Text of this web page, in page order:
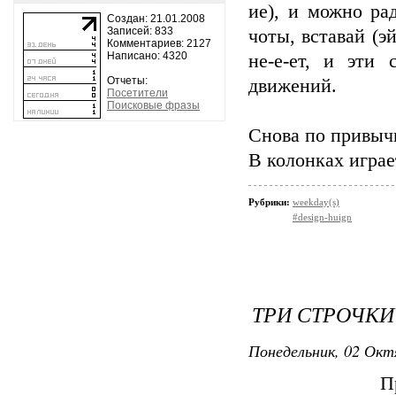
Создан: 21.01.2008
Записей: 833
Комментариев: 2127
Написано: 4320
Отчеты:
Посетители
Поисковые фразы
ие), и можно
чоты, вставай
не-е-ет, и эти
движений.
Снова по
В колонках
Рубрики: weekday(s)
#design-huign
ТРИ
Понедельник, 02